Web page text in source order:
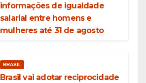
informações de igualdade
salarial entre homens e
mulheres até 31 de agosto
BRASIL
Brasil vai adotar reciprocidade